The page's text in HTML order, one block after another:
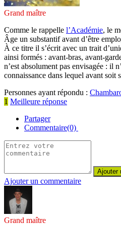
Grand maître
Comme le rappelle l’Académie, le
Âge un substantif avant d’être
À ce titre il s’écrit avec un trait
ainsi formés : avant-bras, avant-
n’est absolument pas envisagée : il
connaissance dans lequel avant
Personnes ayant répondu :
1 Meilleure réponse
Partager
Commentaire(0)
Ajouter un commentaire
Grand maître